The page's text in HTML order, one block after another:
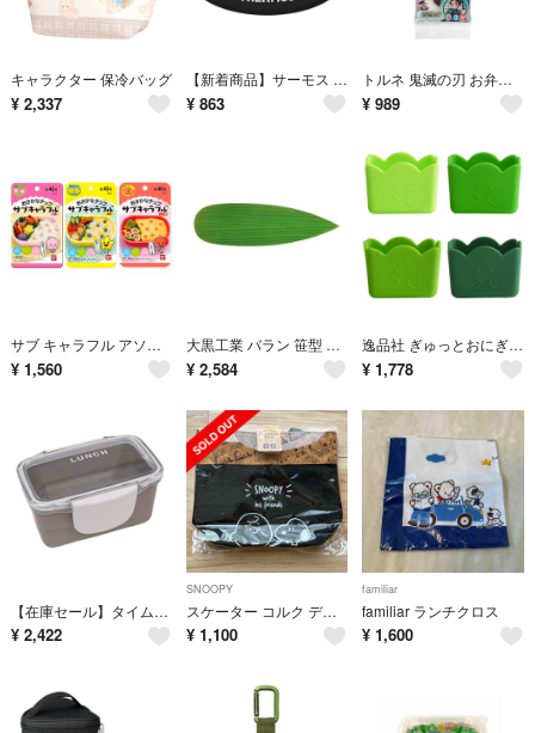
キャラクター 保冷バッグ
¥ 2,337
【新着商品】サーモス タンブラー用ソコカバー 600ml対応 ブラック JDE
¥ 863
トルネ 鬼滅の刃 お弁当カップ 6号 丸型 30枚入 日本製 ブランド: トルネ
¥ 989
サブ キャラフル アソートセット 3種各1袋計3袋 花型・星型・ハート型 食品
¥ 1,560
大黒工業 バラン 笹型 大 A色 500枚入 約20.0×5.9cm 日本製 緑
¥ 2,584
逸品社 ぎゅっとおにぎりさん バランさん シリコンカップ 日本製 電子レンジ/食
¥ 1,778
【在庫セール】タイムフォーランチ ドーム 2段 ランチ 560ml グレー 73
¥ 2,422
SNOOPY
スケーター コルク デニム ランチバッグ スヌーピー KBCO2
¥ 1,100
familiar
familiar ランチクロス
¥ 1,600